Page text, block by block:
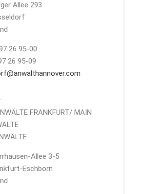
Allee 293
26 95-00
26 95-09
FRANKFURT/ MAIN
Allee 3-5
Eschborn